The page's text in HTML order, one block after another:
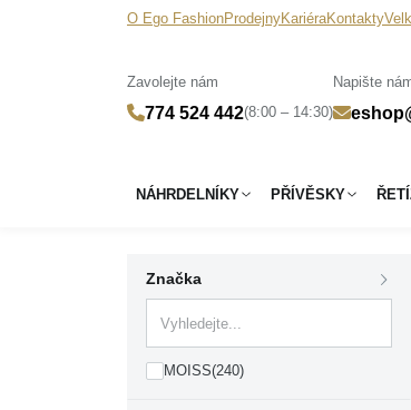
O Ego FashionProdejnyKariéraKontakty
Zavolejte nám
774 524 442(8:00 – 14:30)
Napište
NÁHRDELNÍKY PŘÍVĚSKY
Značka
MOISS(240)